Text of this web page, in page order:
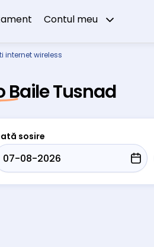
Contul meu
internet wireless
Baile Tusnad
sosire